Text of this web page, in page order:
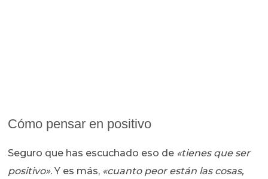
Cómo pensar en positivo
Seguro que has escuchado eso de «tienes que ser
positivo». Y es más, «cuanto peor están las cosas,